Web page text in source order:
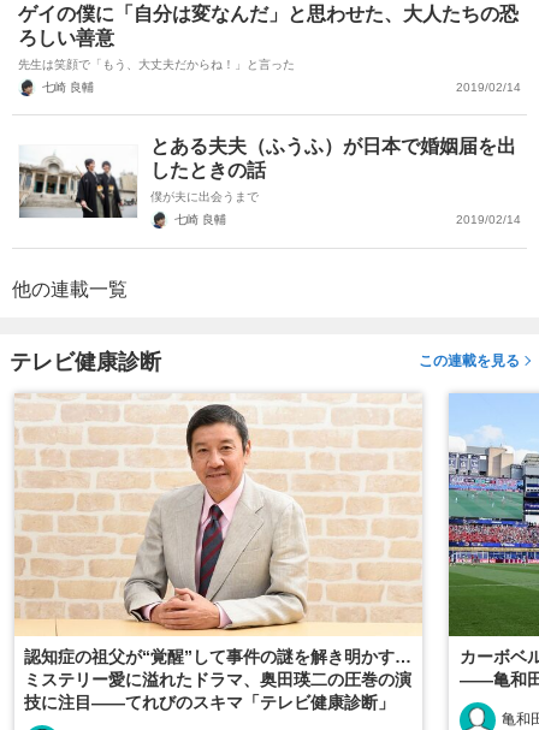
ゲイの僕に「自分は変なんだ」と思わせた、大人たちの恐
ろしい善意
先生は笑顔で「もう、大丈夫だからね！」と言った
七崎 良輔
2019/02/14
とある夫夫（ふうふ）が日本で婚姻届を出
したときの話
僕が夫に出会うまで
七崎 良輔
2019/02/14
他の連載一覧
テレビ健康診断 この連載を見る
認知症の祖父が“覚醒”して事件の謎を解き明かす…
ミステリー愛に溢れたドラマ、奥田瑛二の圧巻の演
技に注目――てれびのスキマ「テレビ健康診断」
カーボベ
――亀和田
亀和